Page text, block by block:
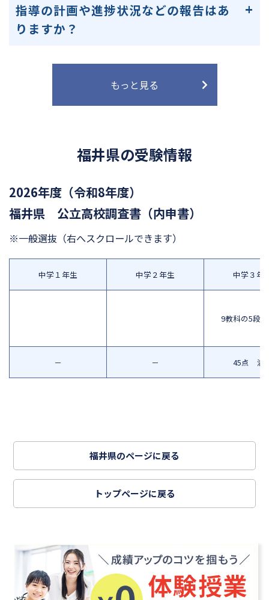
指導の計画や進捗状況などの報告はあ
りますか？
もっと見る
福井県の受験情報
2026年度（令和8年度）
福井県 公立高校調査書（内申書）
※一般選抜 （右へスクロールできます）
中学１年生
－
中学２年生
－
中学３年
9教科の5段
45点 満
福井県のページに戻る
トップページに戻る